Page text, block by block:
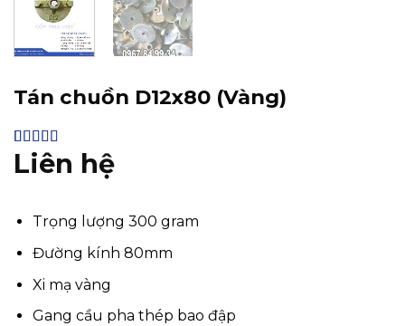
Tán chuồn D12x80 (Vàng)
4.27 trên 5
dựa trên
15
Liên hệ
Trọng lượng 300 gram
Đường kính 80mm
Xi mạ vàng
Gang cầu pha thép bao đập